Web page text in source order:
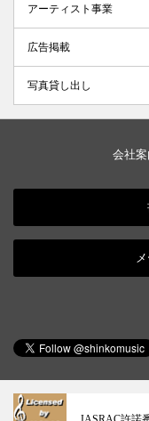
アーティスト事業
広告掲載
写真貸し出し
会社案